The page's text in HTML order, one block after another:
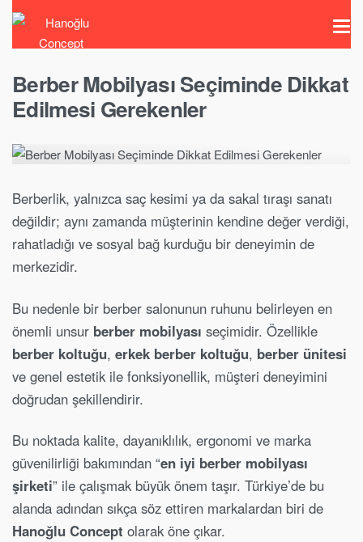
Berber Mobilyası Seçiminde Dikkat
Edilmesi Gerekenler
Berberlik, yalnızca saç kesimi ya da sakal tıraşı sanatı
değildir; aynı zamanda müşterinin kendine değer verdiği,
rahatladığı ve sosyal bağ kurduğu bir deneyimin de
merkezidir.
Bu nedenle bir berber salonunun ruhunu belirleyen en
önemli unsur berber mobilyası seçimidir. Özellikle
berber koltuğu, erkek berber koltuğu, berber ünitesi
ve genel estetik ile fonksiyonellik, müşteri deneyimini
doğrudan şekillendirir.
Bu noktada kalite, dayanıklılık, ergonomi ve marka
güvenilirliği bakımından “en iyi berber mobilyası
şirketi” ile çalışmak büyük önem taşır. Türkiye’de bu
alanda adından sıkça söz ettiren markalardan biri de
Hanoğlu Concept olarak öne çıkar.